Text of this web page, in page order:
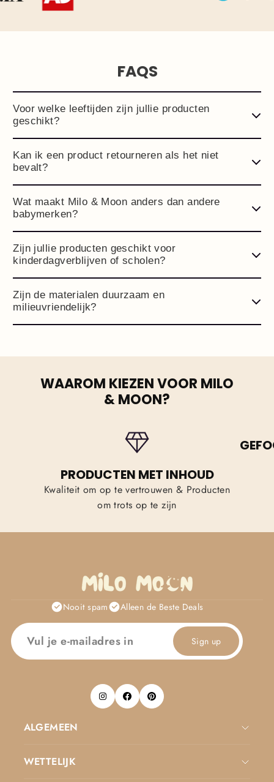
FAQS
Voor welke leeftijden zijn jullie producten
geschikt?
Kan ik een product retourneren als het niet
bevalt?
Wat maakt Milo & Moon anders dan andere
babymerken?
Zijn jullie producten geschikt voor
kinderdagverblijven of scholen?
Zijn de materialen duurzaam en
milieuvriendelijk?
WAAROM KIEZEN VOOR MILO
& MOON?
PRODUCTEN MET INHOUD
Kwaliteit om op te vertrouwen & Producten
om trots op te zijn
Nooit spam Alleen de Beste Deals
Sign up
ALGEMEEN
WETTELIJK